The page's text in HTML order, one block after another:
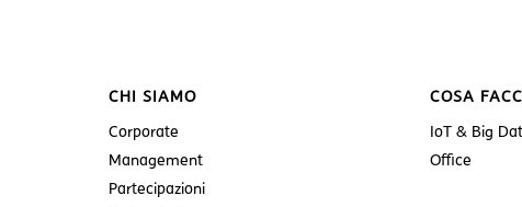
CHI SIAMO
Corporate
Management
Partecipazioni
COSA
IoT & Big
Office